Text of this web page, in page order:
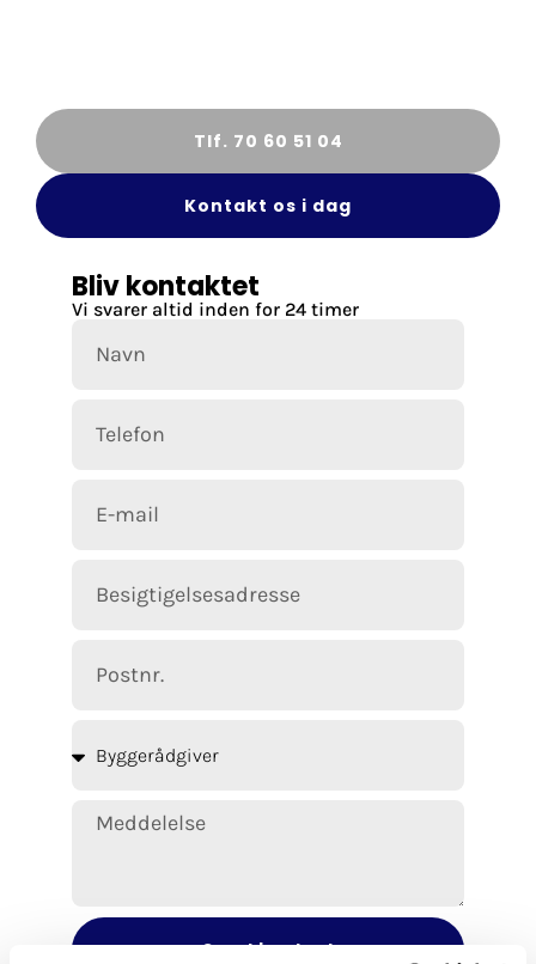
Tlf. 70 60 51 04
Kontakt os i dag
Bliv kontaktet
Vi svarer altid inden for 24 timer
Send besked